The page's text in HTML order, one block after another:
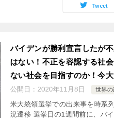
Tweet
バイデンが勝利宣言したが
はない！不正を容認する社
ない社会を目指すのか！今
公開日： 2020年11月8日 世界
米大統領選挙での出来事を時系
況遷移 選挙日の1週間前に、バ